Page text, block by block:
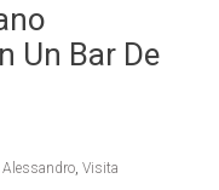
Un Bar De
Alessandro, Visita